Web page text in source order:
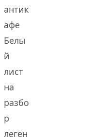
антик
афе
Белы
й
лист
на
разбо
р
леген